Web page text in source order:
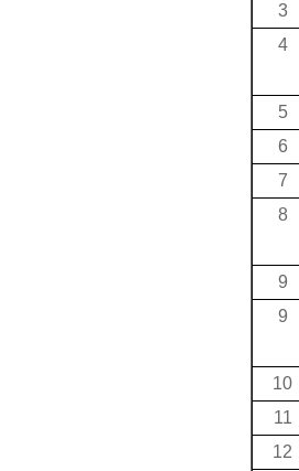
3
4
5
6
7
8
9
9
10
11
12